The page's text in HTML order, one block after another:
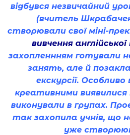
відбувся незвичайний
(вчитель
створювали свої міні-
вивчення
захопленнням готували
занять, але й
екскурсії.
креативними виявилися
виконували в групах.
так захопила учнів, що
уже